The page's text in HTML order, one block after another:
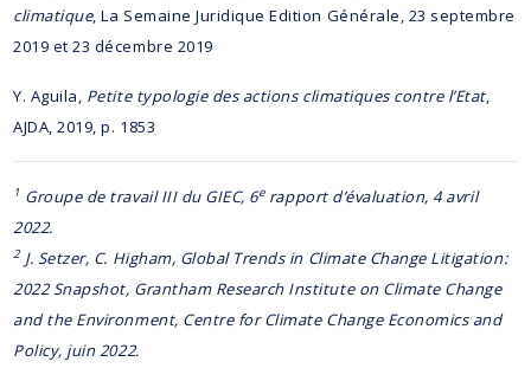
climatique, La Semaine Juridique Edition Générale, 23 septembre
2019 et 23 décembre 2019
Y. Aguila, Petite typologie des actions climatiques contre l’Etat,
AJDA, 2019, p. 1853
1 Groupe de travail III du GIEC, 6erapport d’évaluation, 4 avril
2022.
2 J. Setzer, C. Higham, Global Trends in Climate Change Litigation:
2022 Snapshot, Grantham Research Institute on Climate Change
and the Environment, Centre for Climate Change Economics and
Policy, juin 2022.